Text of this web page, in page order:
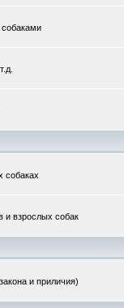
собаках
и взрослых собак
и приличия)